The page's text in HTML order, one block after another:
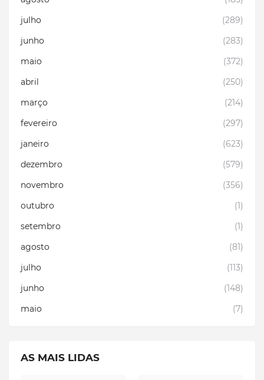
julho
(289)
junho
(283)
maio
(372)
abril
(250)
março
(214)
fevereiro
(297)
janeiro
(623)
dezembro
(579)
novembro
(356)
outubro
(1)
setembro
(1)
agosto
(81)
julho
(113)
junho
(148)
maio
(7)
AS MAIS LIDAS